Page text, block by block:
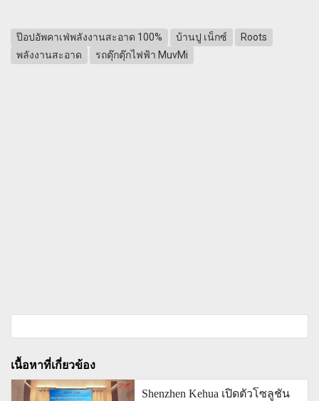
ป๊อปอัพคาเฟ่พลังงานสะอาด 100% บ้านปู เน็กซ์
Roots
พลังงานสะอาด
รถตุ๊กตุ๊กไฟฟ้า MuvMi
เนื้อหาที่เกี่ยวข้อง
Shenzhen Kehua เปิดตัวโซลูชัน